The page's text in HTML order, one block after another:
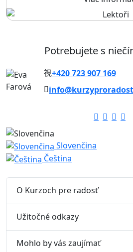
Potrebujete s
+420 723 907 169
Slovenčina
Čeština
O Kurzoch pre radosť
Užitočné odkazy
Mohlo by vás zaujímať